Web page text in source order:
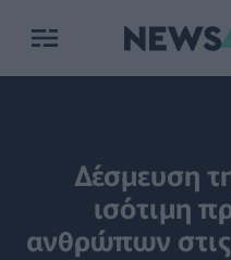
Δέσμευση
ισότιμη
ανθρώπων στις